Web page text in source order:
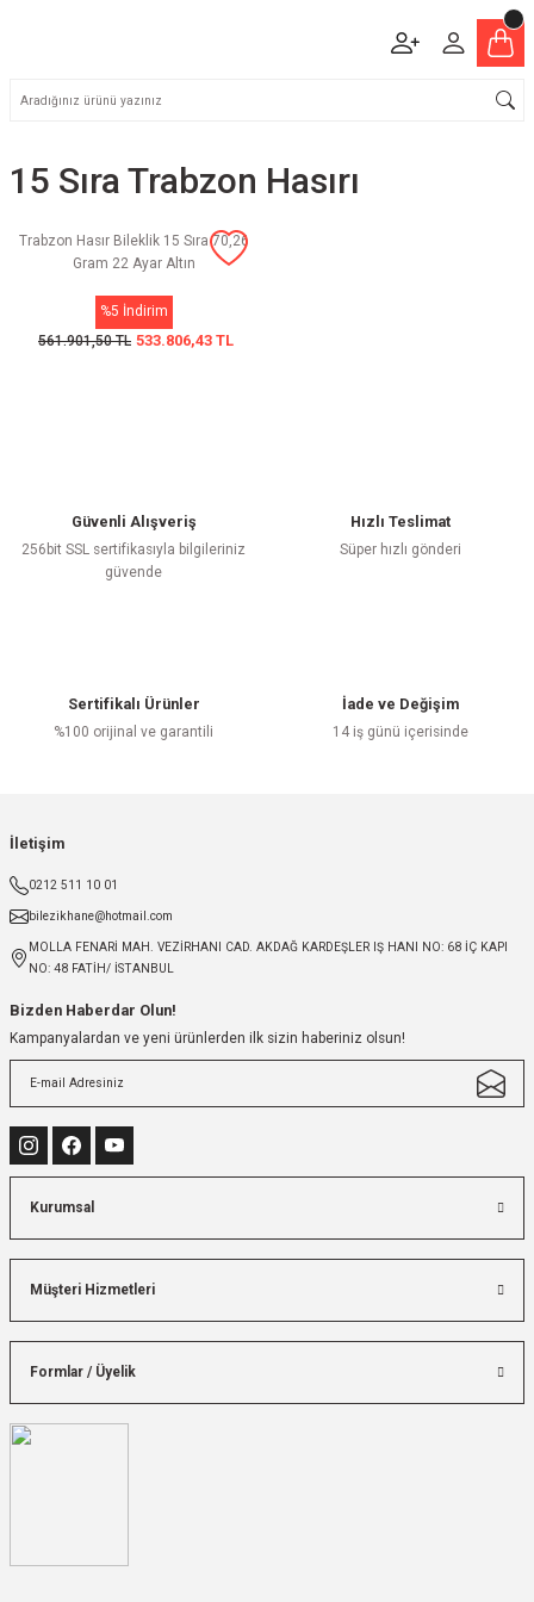
15 Sıra Trabzon Hasırı
Trabzon Hasır Bileklik 15 Sıra 70,26
Gram 22 Ayar Altın
%5 İndirim
561.901,50 TL 533.806,43 TL
Güvenli Alışveriş
256bit SSL sertifikasıyla bilgileriniz
güvende
Hızlı Teslimat
Süper hızlı gönderi
Sertifikalı Ürünler
%100 orijinal ve garantili
İade ve Değişim
14 iş günü içerisinde
İletişim
0212 511 10 01
bilezikhane@hotmail.com
MOLLA FENARİ MAH. VEZİRHANI CAD. AKDAĞ KARDEŞLER IŞ HANI NO: 68 İÇ KAPI
NO: 48 FATİH/ İSTANBUL
Bizden Haberdar Olun!
Kampanyalardan ve yeni ürünlerden ilk sizin haberiniz olsun!
Kurumsal
Müşteri Hizmetleri
Formlar / Üyelik